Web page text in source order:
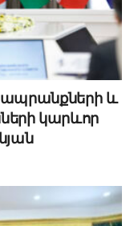
և
կարևոր